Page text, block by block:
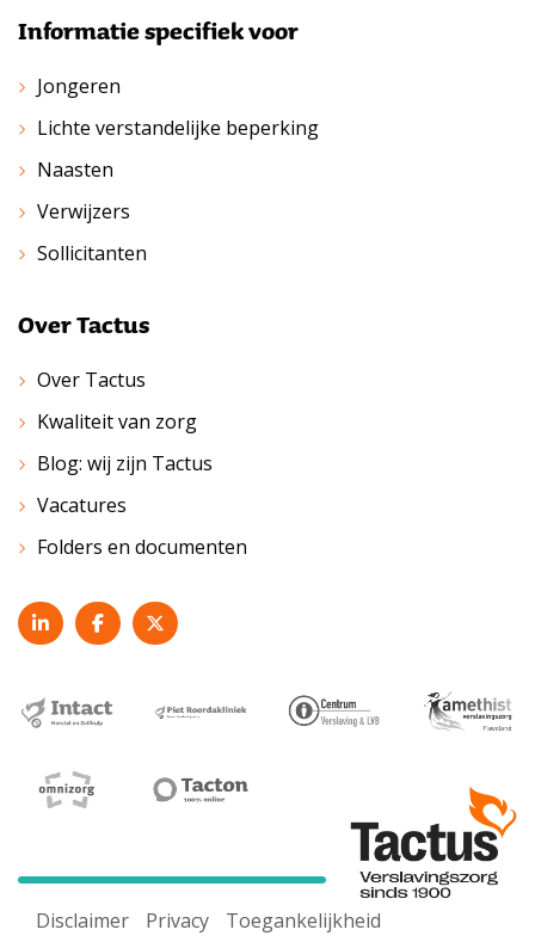
Informatie specifiek voor
Jongeren
Lichte verstandelijke beperking
Naasten
Verwijzers
Sollicitanten
Over Tactus
Over Tactus
Kwaliteit van zorg
Blog: wij zijn Tactus
Vacatures
Folders en documenten
Disclaimer Privacy Toegankelijkheid